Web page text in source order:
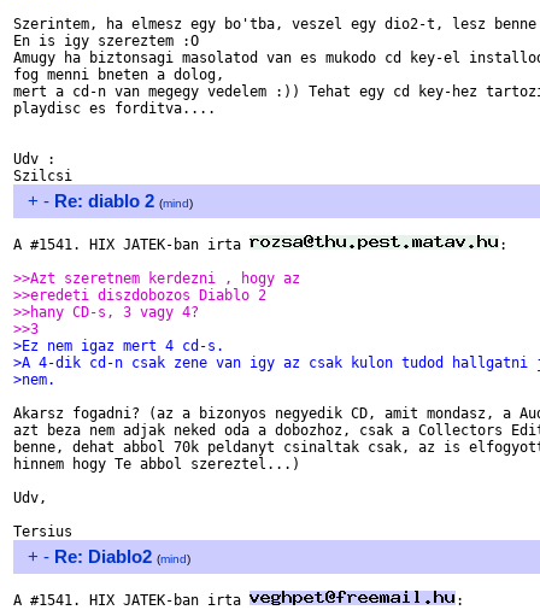
Szerintem, ha elmesz egy bo'tba, veszel egy dio2-t, lesz
En is igy szereztem :O
Amugy ha biztonsagi masolatod van es mukodo cd key-el
fog menni bneten a dolog,
mert a cd-n van megegy vedelem :)) Tehat egy cd key-hez
playdisc es forditva....
Udv :
+ - Re: diablo 2 (mind)
A #1541. HIX JATEK-ban irta
:
>>Azt szeretnem kerdezni , hogy az
>>eredeti diszdobozos Diablo 2
>>hany CD-s, 3 vagy 4?
>>3
>Ez nem igaz mert 4 cd-s.
>A 4-dik cd-n csak zene van igy az csak kulon tudod
>nem.
Akarsz fogadni? (az a bizonyos negyedik CD, amit mondasz, a
azt beza nem adjak neked oda a dobozhoz, csak a Collectors
benne, dehat abbol 70k peldanyt csinaltak csak, az is
hinnem hogy Te abbol szereztel...)
Udv,
+ - Re: Diablo2 (mind)
A #1541. HIX JATEK-ban irta
: